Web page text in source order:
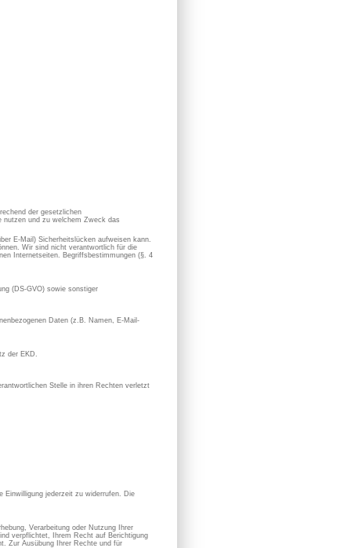
der gesetzlichen
nutzen und zu welchem Zweck das
E-Mail) Sicherheitslücken aufweisen kann.
Wir sind nicht verantwortlich für die
Internetseiten. Begriffsbestimmungen (§. 4
(DS-GVO) sowie sonstiger
Daten (z.B. Namen, E-Mail-
der EKD.
Stelle in ihren Rechten verletzt
Einwilligung jederzeit zu widerrufen. Die
Verarbeitung oder Nutzung Ihrer
verpflichtet, Ihrem Recht auf Berichtigung
Zur Ausübung Ihrer Rechte und für